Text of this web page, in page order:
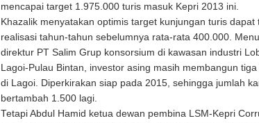
mencapai target 1.975.000 turis masuk Kepri 2013 ini.
Khazalik menyatakan optimis target kunjungan turis
realisasi tahun-tahun sebelumnya rata-rata 400.000.
direktur PT Salim Grup konsorsium di kawasan industri
Lagoi-Pulau Bintan, investor asing masih membangun
di Lagoi. Diperkirakan siap pada 2015, sehingga jumlah
bertambah 1.500 lagi.
Tetapi Abdul Hamid ketua dewan pembina LSM-Kepri